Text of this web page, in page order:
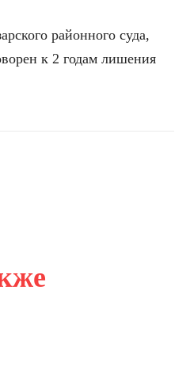
районного суда,
к 2 годам лишения